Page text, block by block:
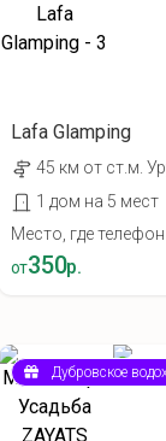
Lafa Glamping
45 км от ст.м.
1 дом на 5 мест
Место, где
от350р.
Дубровское